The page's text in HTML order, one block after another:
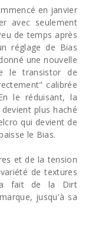
en janvier
avec seulement
de temps après
réglage de Bias
une nouvelle
le transistor de
calibrée
le réduisant, la
plus haché
qui devient de
le Bias.
et de la tension
de textures
a fait de la Dirt
jusqu'à sa